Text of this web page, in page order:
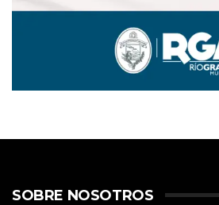
SOBRE NOSOTROS